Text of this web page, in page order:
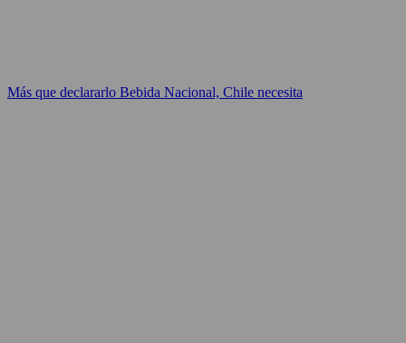
Más que declararlo Bebida Nacional, Chile necesita